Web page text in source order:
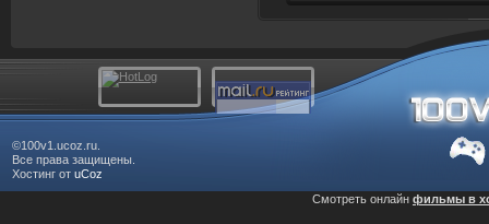
©100v1.ucoz.ru.
Все права защищены.
Хостинг от uCoz
Смотреть онлайн фильмы в